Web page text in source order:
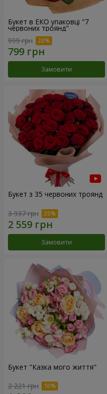
Букет в ЕКО упаковці "7
червоних троянд"
999 грн
Замовити
Букет з 35 червоних троянд
3 937 грн
Замовити
Букет "Казка мого життя"
2 221 грн